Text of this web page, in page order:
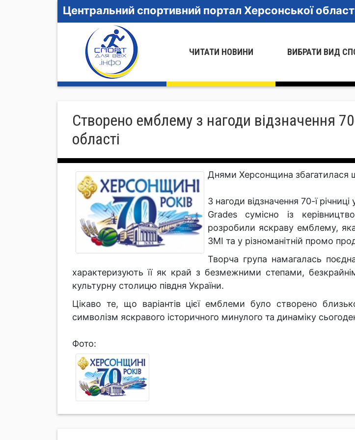
Центральний спортивний портал Херсонської
ЧИТАТИ НОВИНИ ВИБРАТИ ВИД
Створено емблему з нагоди відзначення
області
Днями Херсонщина збагатилася
З нагоди відзначення 70-ї
Grades сумісно із
розробили яскраву емблему,
ЗМІ та у різноманітній промо
Творча група намагалась
характеризують її як край з безмежними степами,
культурну столицю півдня України.
Цікаво те, що варіантів цієї емблеми було створено
символізм яскравого історичного минулого та динаміку
Фото: